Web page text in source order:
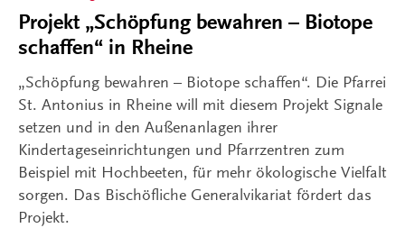
Projekt „Schöpfung bewahren – Biotope
schaffen“ in Rheine
„Schöpfung bewahren – Biotope schaffen“. Die Pfarrei
St. Antonius in Rheine will mit diesem Projekt Signale
setzen und in den Außenanlagen ihrer
Kindertageseinrichtungen und Pfarrzentren zum
Beispiel mit Hochbeeten, für mehr ökologische Vielfalt
sorgen. Das Bischöfliche Generalvikariat fördert das
Projekt.